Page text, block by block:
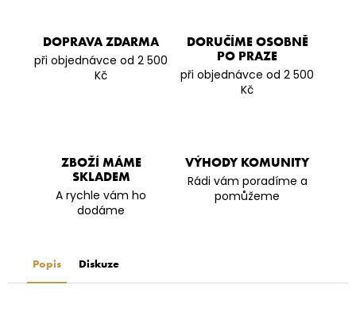
DOPRAVA ZDARMA
při objednávce od 2 500
Kč
DORUČÍME OSOBNĚ
PO PRAZE
při objednávce od 2 500
Kč
ZBOŽÍ MÁME
SKLADEM
A rychle vám ho
dodáme
VÝHODY KOMUNITY
Rádi vám poradíme a
pomůžeme
Popis Diskuze